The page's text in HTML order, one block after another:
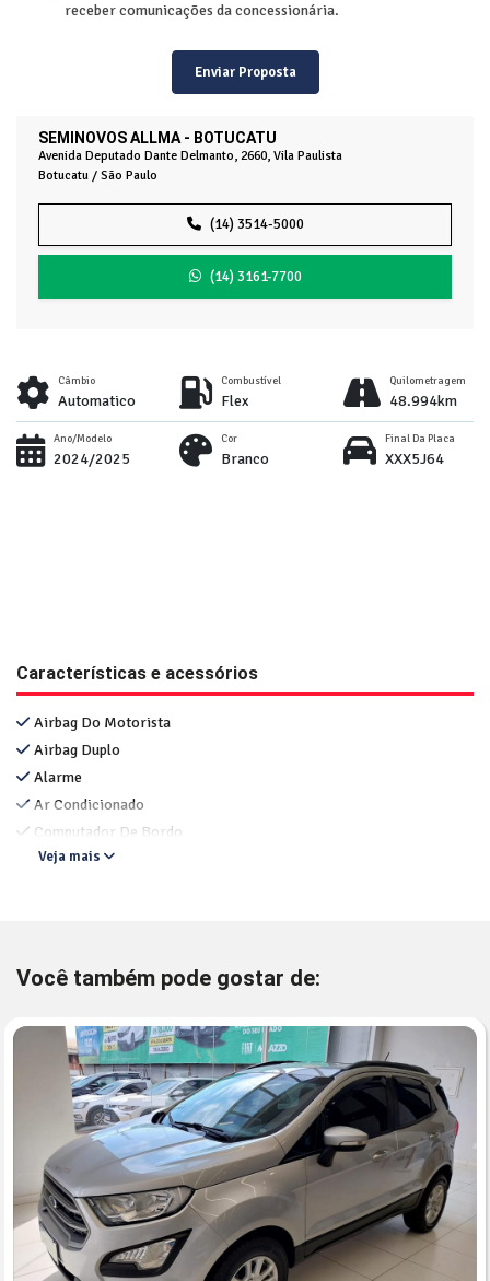
SEMINOVOS ALLMA - BOTUCATU
Avenida Deputado Dante Delmanto, 2660, Vila Paulista
Botucatu / São Paulo
(14) 3514-5000
(14) 3161-7700
receber comunicações da concessionária.
Enviar Proposta
Câmbio
Automatico
Combustível
Flex
Quilometragem
48.994km
Ano/Modelo
2024/2025
Cor
Branco
Final Da Placa
XXX5J64
Características e acessórios
Airbag Do Motorista
Airbag Duplo
Alarme
Ar Condicionado
Computador De Bordo
Veja mais
Você também pode gostar de: